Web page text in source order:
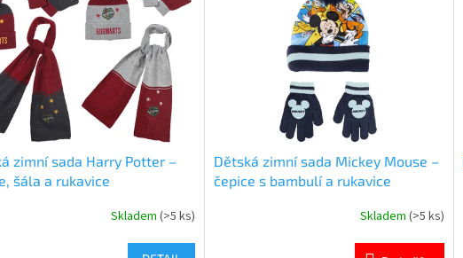
zimní sada Harry Potter –
šála a rukavice
Skladem (>5 ks)
Dětská zimní sada Mickey Mouse –
čepice s bambulí a rukavice
Skladem (>5 ks)